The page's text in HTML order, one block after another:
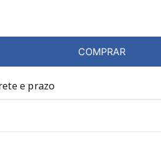
COMPRAR
e prazo